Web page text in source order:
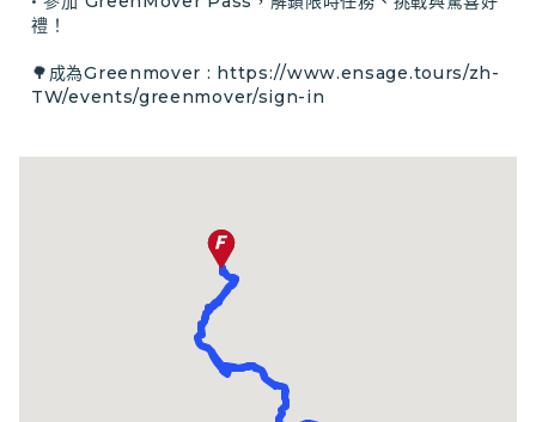
禮！
🌳成為Greenmover : https://www.ensage.tours/zh-
TW/events/greenmover/sign-in